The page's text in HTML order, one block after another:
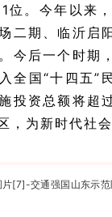
位。 今年以来
二期、临沂启
今后一个时期
全国“十四五”
投资总额将超
，为新时代社